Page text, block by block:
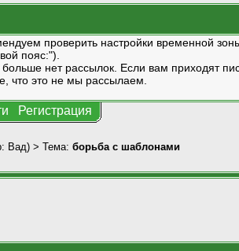
проверить настройки временной
пояс:").
нет рассылок. Если вам приходят
что это не мы рассылаем.
Регистрация
Вад) > Тема: борьба с шаблонами